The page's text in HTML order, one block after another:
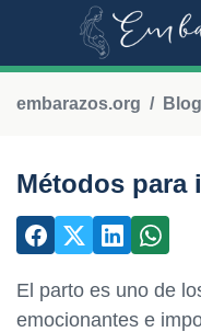
embarazos.org Blog
Métodos para
El parto es uno de
emocionantes e